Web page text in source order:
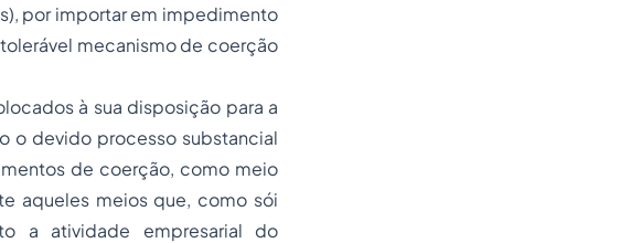
por importar em impedimento
mecanismo de coerção
à sua disposição para a
o devido processo substancial
de coerção, como meio
aqueles meios que, como sói
a atividade empresarial do